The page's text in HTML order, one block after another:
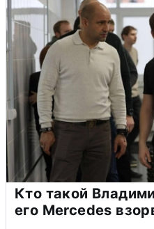
Кто такой
его Mercedes